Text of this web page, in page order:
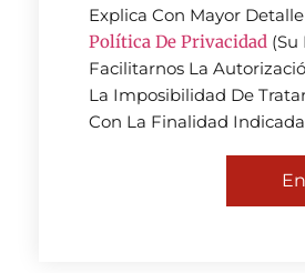
Explica Con Mayor
Política De Privacidad (Su
Facilitarnos La
La Imposibilidad De
Con La Finalidad